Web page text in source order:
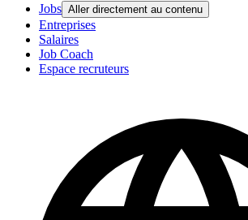
Jobs Aller directement au contenu
Entreprises
Salaires
Job Coach
Espace recruteurs